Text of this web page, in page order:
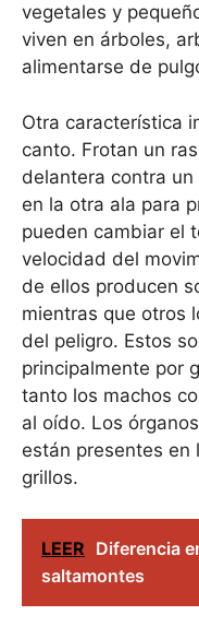
vegetales y
viven en árboles,
alimentarse de
Otra característica
canto. Frotan un
delantera contra
en la otra ala para
pueden cambiar el
velocidad del
de ellos producen
mientras que otros
del peligro. Estos
principalmente por
tanto los machos
al oído. Los
están presentes en
grillos.
LEER Diferencia
saltamontes